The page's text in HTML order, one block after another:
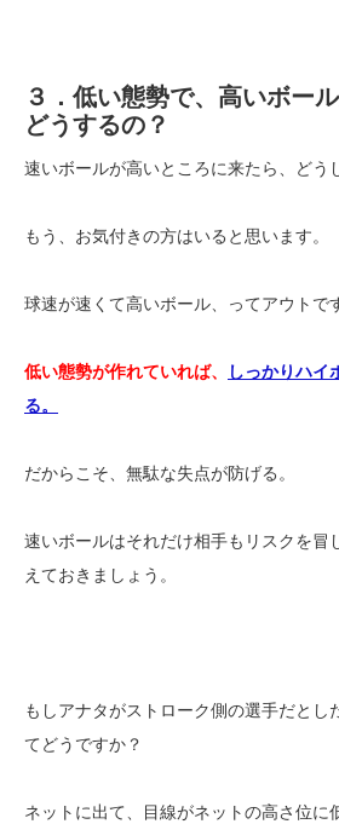
３．低い態勢で、高いボー
どうするの？
速いボールが高いところに来たら、どう
もう、お気付きの方はいると思います。
球速が速くて高いボール、ってアウトで
低い態勢が作れていれば、
しっかりハイ
る。
だからこそ、無駄な失点が防げる。
速いボールはそれだけ相手もリスクを冒
えておきましょう。
もしアナタがストローク側の選手だとし
てどうですか？
ネットに出て、目線がネットの高さ位に